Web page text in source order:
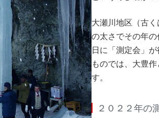
大瀬川地区（古
の太さでその年
日に「測定会」
ものでは、大豊
す。
２０２２年の